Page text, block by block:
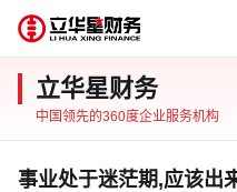
立华星财务
中国领先的360度企业服务机构
事业处于迷茫期,应该出